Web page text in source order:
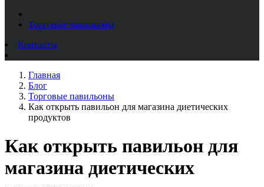
Торговые павильоны
Контакты
Главная
Блог
Торговые павильоны
Как открыть павильон для магазина диетических
продуктов
Как открыть павильон для
магазина диетических